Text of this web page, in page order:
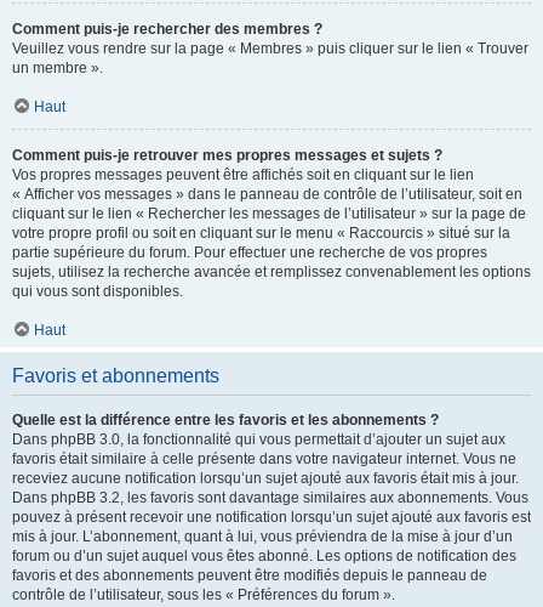
Comment puis-je rechercher des membres ?
Veuillez vous rendre sur la page « Membres » puis cliquer sur le lien « Trouver
un membre ».
Haut
Comment puis-je retrouver mes propres messages et sujets ?
Vos propres messages peuvent être affichés soit en cliquant sur le lien
« Afficher vos messages » dans le panneau de contrôle de l’utilisateur, soit en
cliquant sur le lien « Rechercher les messages de l’utilisateur » sur la page de
votre propre profil ou soit en cliquant sur le menu « Raccourcis » situé sur la
partie supérieure du forum. Pour effectuer une recherche de vos propres
sujets, utilisez la recherche avancée et remplissez convenablement les options
qui vous sont disponibles.
Haut
Favoris et abonnements
Quelle est la différence entre les favoris et les abonnements ?
Dans phpBB 3.0, la fonctionnalité qui vous permettait d’ajouter un sujet aux
favoris était similaire à celle présente dans votre navigateur internet. Vous ne
receviez aucune notification lorsqu’un sujet ajouté aux favoris était mis à jour.
Dans phpBB 3.2, les favoris sont davantage similaires aux abonnements. Vous
pouvez à présent recevoir une notification lorsqu’un sujet ajouté aux favoris est
mis à jour. L’abonnement, quant à lui, vous préviendra de la mise à jour d’un
forum ou d’un sujet auquel vous êtes abonné. Les options de notification des
favoris et des abonnements peuvent être modifiés depuis le panneau de
contrôle de l’utilisateur, sous les « Préférences du forum ».